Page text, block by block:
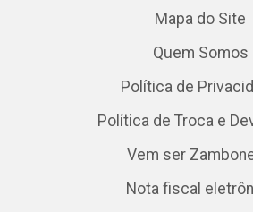
Mapa do Site
Quem Somos
Política de
Política de Troca e
Vem ser
Nota fiscal